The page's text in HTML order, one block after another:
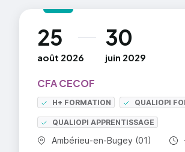
25
août 2026
au 30
juin 2029
CFA CECOF
H+ FORMATION QUALIOPI
QUALIOPI APPRENTISSAGE
Commune :
Ambérieu-en-Bugey (01)